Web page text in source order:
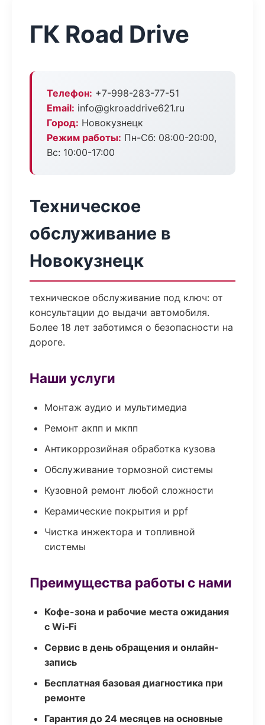
ГК Road Drive
Телефон: +7-998-283-77-51
Email: info@gkroaddrive621.ru
Город: Новокузнецк
Режим работы: Пн-Сб: 08:00-20:00,
Вс: 10:00-17:00
Техническое
обслуживание в
Новокузнецк
техническое обслуживание под ключ: от
консультации до выдачи автомобиля.
Более 18 лет заботимся о безопасности на
дороге.
Наши услуги
Монтаж аудио и мультимедиа
Ремонт акпп и мкпп
Антикоррозийная обработка кузова
Обслуживание тормозной системы
Кузовной ремонт любой сложности
Керамические покрытия и ppf
Чистка инжектора и топливной
системы
Преимущества работы с нами
Кофе-зона и рабочие места ожидания
с Wi‑Fi
Сервис в день обращения и онлайн-
запись
Бесплатная базовая диагностика при
ремонте
Гарантия до 24 месяцев на основные